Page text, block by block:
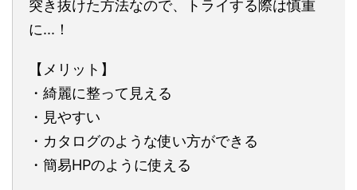
突き抜けた方法なので、トライする際は慎重
に...！
【メリット】
・綺麗に整って見える
・見やすい
・カタログのような使い方ができる
・簡易HPのように使える